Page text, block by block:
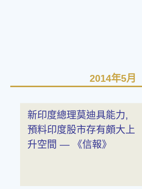
2014年5月
新印度總理莫迪具能力,
預料印度股市存有頗大上
升空間 — 《信報》